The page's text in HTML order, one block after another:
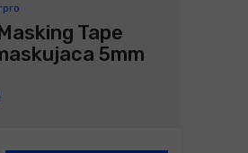
Tape
5mm